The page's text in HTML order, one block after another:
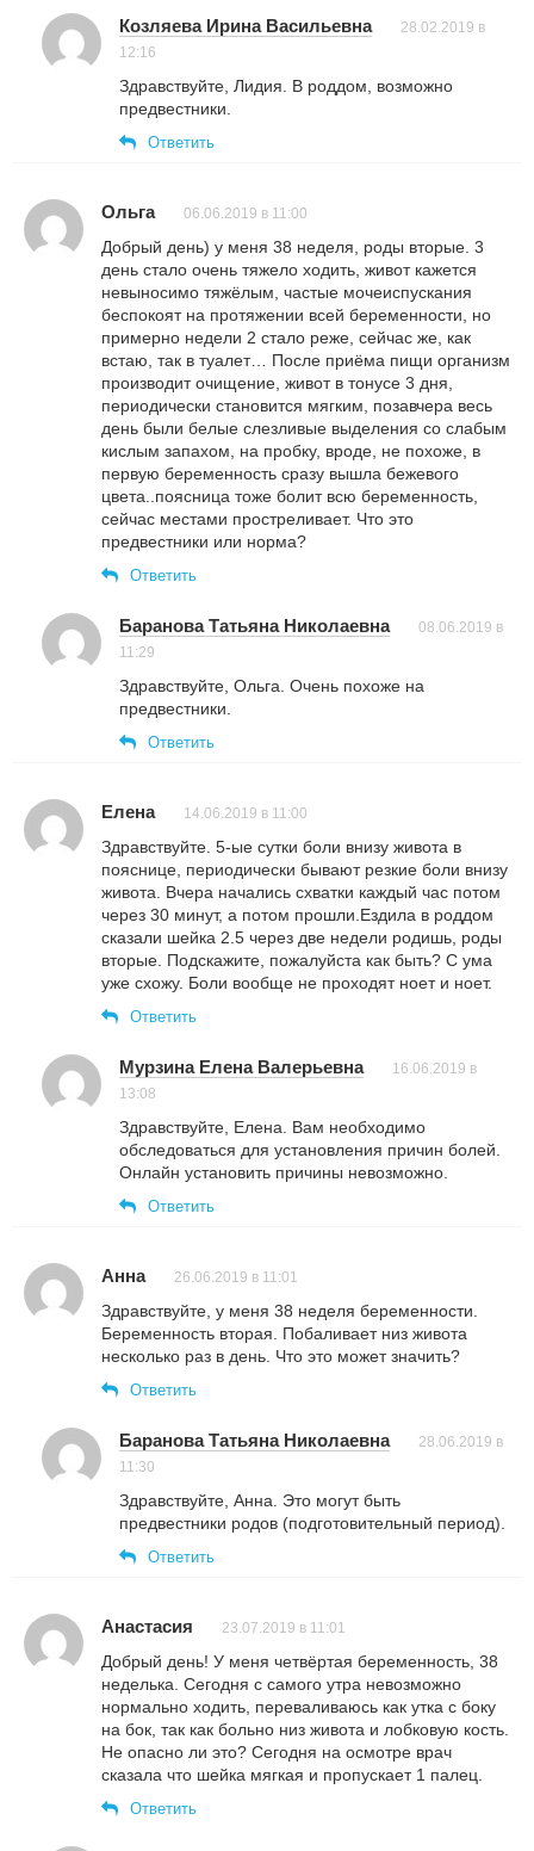
Козляева Ирина Васильевна
28.02.2019 в
12:16
Здравствуйте, Лидия. В роддом, возможно
предвестники.
Ответить
Ольга 06.06.2019 в 11:00
Добрый день) у меня 38 неделя, роды вторые. 3
день стало очень тяжело ходить, живот кажется
невыносимо тяжёлым, частые мочеиспускания
беспокоят на протяжении всей беременности, но
примерно недели 2 стало реже, сейчас же, как
встаю, так в туалет… После приёма пищи организм
производит очищение, живот в тонусе 3 дня,
периодически становится мягким, позавчера весь
день были белые слезливые выделения со слабым
кислым запахом, на пробку, вроде, не похоже, в
первую беременность сразу вышла бежевого
цвета..поясница тоже болит всю беременность,
сейчас местами простреливает. Что это
предвестники или норма?
Ответить
Баранова Татьяна Николаевна
08.06.2019 в
11:29
Здравствуйте, Ольга. Очень похоже на
предвестники.
Ответить
Елена 14.06.2019 в 11:00
Здравствуйте. 5-ые сутки боли внизу живота в
пояснице, периодически бывают резкие боли внизу
живота. Вчера начались схватки каждый час потом
через 30 минут, а потом прошли.Ездила в роддом
сказали шейка 2.5 через две недели родишь, роды
вторые. Подскажите, пожалуйста как быть? С ума
уже схожу. Боли вообще не проходят ноет и ноет.
Ответить
Мурзина Елена Валерьевна
16.06.2019 в
13:08
Здравствуйте, Елена. Вам необходимо
обследоваться для установления причин болей.
Онлайн установить причины невозможно.
Ответить
Анна 26.06.2019 в 11:01
Здравствуйте, у меня 38 неделя беременности.
Беременность вторая. Побаливает низ живота
несколько раз в день. Что это может значить?
Ответить
Баранова Татьяна Николаевна
28.06.2019 в
11:30
Здравствуйте, Анна. Это могут быть
предвестники родов (подготовительный период).
Ответить
Анастасия 23.07.2019 в 11:01
Добрый день! У меня четвёртая беременность, 38
неделька. Сегодня с самого утра невозможно
нормально ходить, переваливаюсь как утка с боку
на бок, так как больно низ живота и лобковую кость.
Не опасно ли это? Сегодня на осмотре врач
сказала что шейка мягкая и пропускает 1 палец.
Ответить